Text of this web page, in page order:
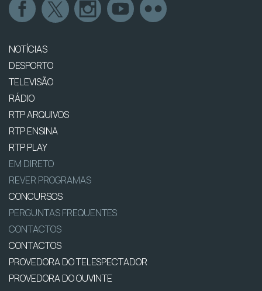
NOTÍCIAS
DESPORTO
TELEVISÃO
RÁDIO
RTP ARQUIVOS
RTP ENSINA
RTP PLAY
EM DIRETO
REVER PROGRAMAS
CONCURSOS
PERGUNTAS FREQUENTES
CONTACTOS
CONTACTOS
PROVEDORA DO TELESPECTADOR
PROVEDORA DO OUVINTE